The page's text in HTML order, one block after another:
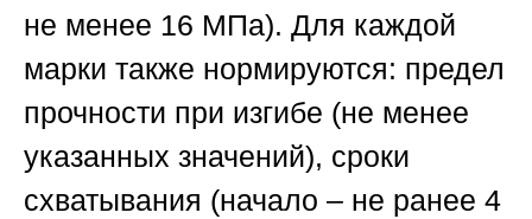
не менее 16 МПа). Для каждой
марки также нормируются: предел
прочности при изгибе (не менее
указанных значений), сроки
схватывания (начало – не ранее 4